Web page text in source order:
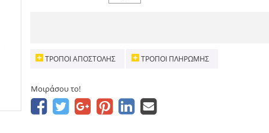
ΤΡΌΠΟΙ ΑΠΟΣΤΟΛΉΣ ΤΡΌΠΟΙ ΠΛΗΡΩΜΉΣ
Μοιράσου το!